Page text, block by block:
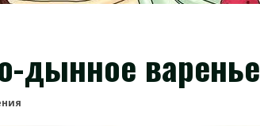
дынное варенье